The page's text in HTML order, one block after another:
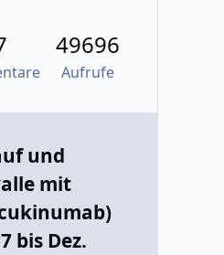
49696
Aufrufe
und
mit
bis Dez.